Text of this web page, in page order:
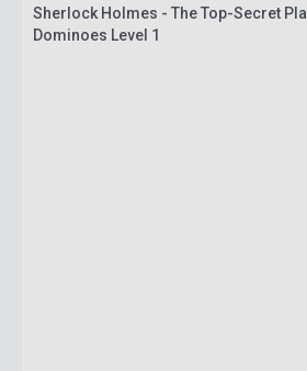
Sherlock Holmes - The Top-Secret
Dominoes Level 1